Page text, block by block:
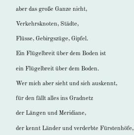
aber das große Ganze nicht,
Verkehrsknoten, Städte,
Flüsse, Gebirgszüge, Gipfel.
Ein Flügelbreit über dem Boden ist
ein Flügelbreit über dem Boden.
Wer mich aber sieht und sich auskennt,
für den fällt alles ins Gradnetz
der Längen und Meridiane,
der kennt Länder und verderbte Fürstenhöfe,